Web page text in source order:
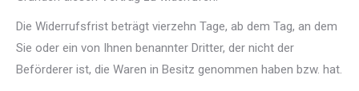
Die Widerrufsfrist beträgt vierzehn Tage, ab dem Tag, an dem
Sie oder ein von Ihnen benannter Dritter, der nicht der
Beförderer ist, die Waren in Besitz genommen haben bzw. hat.